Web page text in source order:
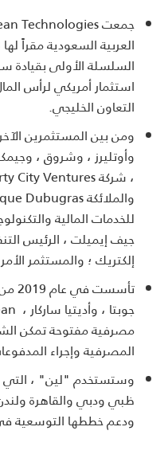
جمعتTechnologies
السلسلة الأولى بقيادة
استثمار أمريكي لرأس
التعاون الخليجي.
ومن بين المستثمرين
وأوتليرز ، وشروق ،
، شركةCity Ventures
والملائكةDubugras
للخدمات المالية
جيف إيميلت ، الرئيس
إلكتريك ؛ والمستثمر
جوبتا ، وأديتيا ساركار ،
مصرفية مفتوحة تمكن
المصرفية وإجراء
وستستخدم "لين" ، التي
ظبي ودبي والقاهرة
ودعم خططها التوسعية